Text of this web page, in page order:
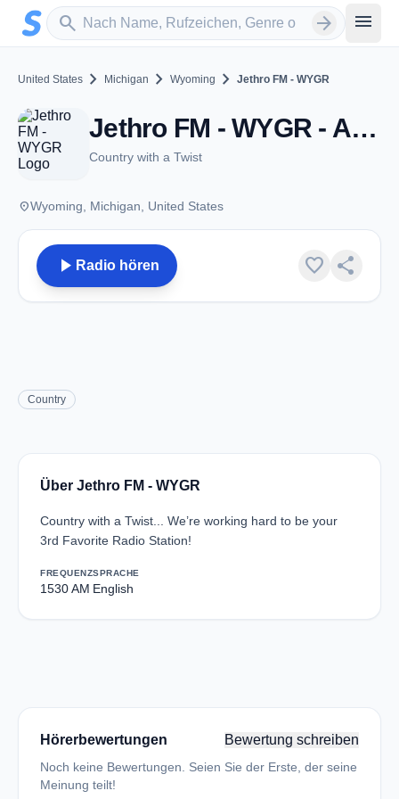
Zum Hauptinhalt springen
search
Sender suchen arrow_forward menu
United States chevron_right Michigan chevron_right Wyoming chevron_right Jethro FM - WYGR
Jethro FM - WYGR - AM 1530 - Wyoming, MI
Country with a Twist
placeWyoming, Michigan, United States
play_arrow Radio hören favorite share
Country
Über Jethro FM - WYGR
Country with a Twist... We’re working hard to be your
3rd Favorite Radio Station!
FREQUENZ
1530 AM
SPRACHE
English
Hörerbewertungen Bewertung schreiben
Noch keine Bewertungen. Seien Sie der Erste, der seine
Meinung teilt!